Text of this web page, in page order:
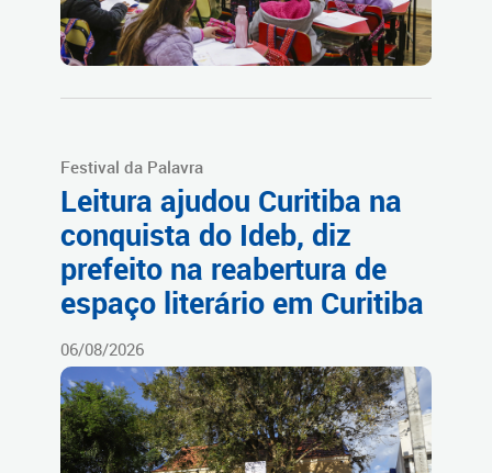
Festival da Palavra
Leitura ajudou Curitiba na
conquista do Ideb, diz
prefeito na reabertura de
espaço literário em Curitiba
06/08/2026